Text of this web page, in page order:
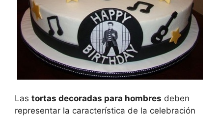
Las tortas decoradas para hombres deben
representar la característica de la celebración